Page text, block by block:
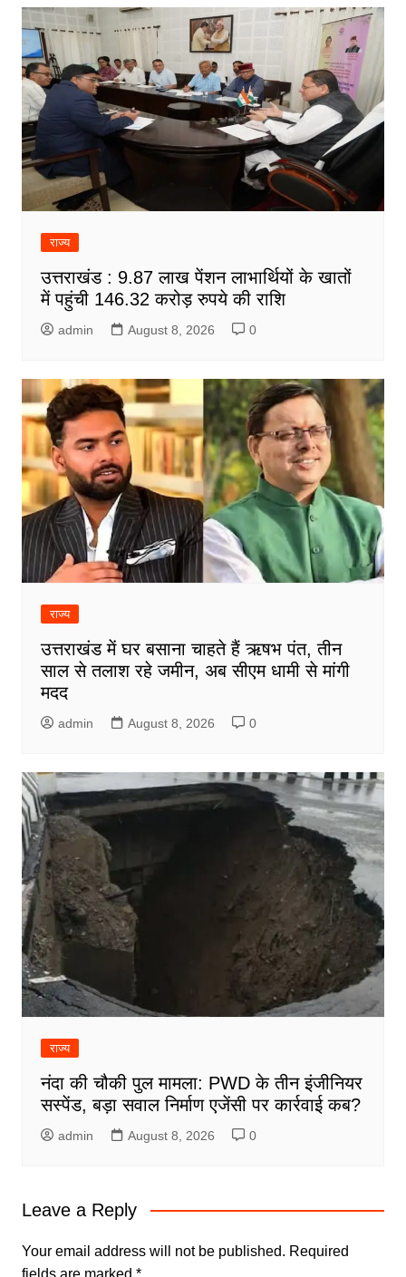
राज्य
उत्तराखंड : 9.87 लाख पेंशन लाभार्थियों के खातों
में पहुंची 146.32 करोड़ रुपये की राशि
admin August 8, 2026 0
राज्य
उत्तराखंड में घर बसाना चाहते हैं ऋषभ पंत, तीन
साल से तलाश रहे जमीन, अब सीएम धामी से मांगी
मदद
admin August 8, 2026 0
राज्य
नंदा की चौकी पुल मामला: PWD के तीन इंजीनियर
सस्पेंड, बड़ा सवाल निर्माण एजेंसी पर कार्रवाई कब?
admin August 8, 2026 0
Leave a Reply
Your email address will not be published. Required
fields are marked *